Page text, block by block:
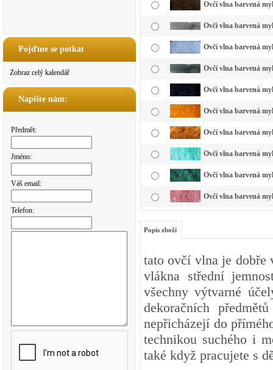
Pojďme se potkat
Zobraz celý kalendář
Napište nám:
Předmět:
Jméno:
Váš email:
Telefon:
Ovčí vlna barvená
Ovčí vlna barvená
Ovčí vlna barvená
Ovčí vlna barvená
Ovčí vlna barvená
Ovčí vlna barvená
Ovčí vlna barvená
Ovčí vlna barvená
Ovčí vlna barvená
Ovčí vlna barvená
Popis zboží
tato ovčí vlna je dobře
vlákna střední
všechny výtvarné
dekoračních
nepřicházejí do
technikou suchého i
také když pracujete s